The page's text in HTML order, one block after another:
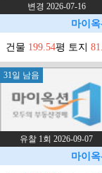
변경 2026-07-16
마이
건물 199.54평 토지
31일 남음
유찰 1회 2026-09-07
마이